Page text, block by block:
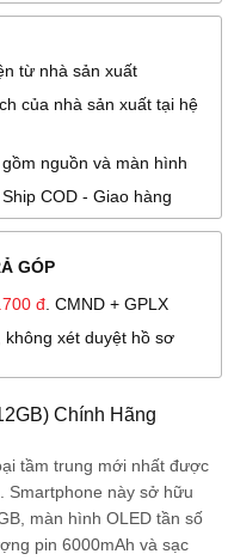
từ nhà sản xuất
của nhà sản xuất tại hệ
nguồn và màn hình
COD - Giao hàng
GÓP
đ . CMND + GPLX
không xét duyệt hồ sơ
Chính Hãng
tầm trung mới nhất được
Smartphone này sở hữu
màn hình OLED tần số
pin 6000mAh và sạc